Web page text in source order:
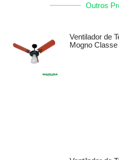
Outros
Ventilador de
Mogno Classe